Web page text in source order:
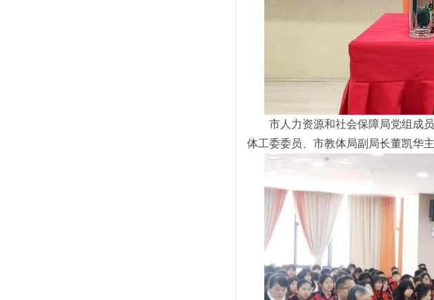
市人力资源和社会保障局党组成
体工委委员、市教体局副局长董凯华主